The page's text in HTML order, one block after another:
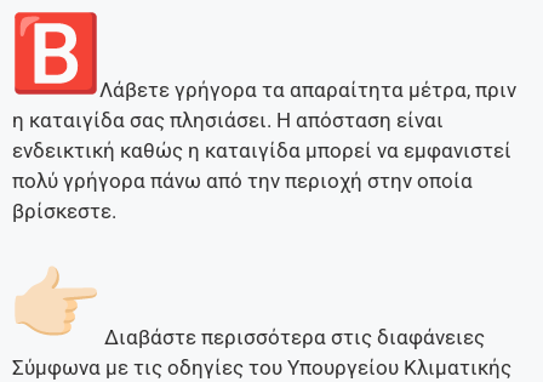
Λάβετε γρήγορα τα απαραίτητα μέτρα, πριν
η καταιγίδα σας πλησιάσει. Η απόσταση είναι
ενδεικτική καθώς η καταιγίδα μπορεί να εμφανιστεί
πολύ γρήγορα πάνω από την περιοχή στην οποία
βρίσκεστε.
Διαβάστε περισσότερα στις διαφάνειες
Σύμφωνα με τις οδηγίες του Υπουργείου Κλιματικής